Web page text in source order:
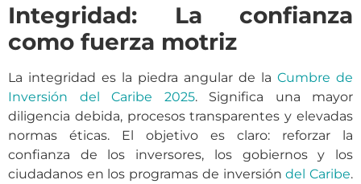
Integridad: La confianza
como fuerza motriz
La integridad es la piedra angular de la Cumbre de
Inversión del Caribe 2025. Significa una mayor
diligencia debida, procesos transparentes y elevadas
normas éticas. El objetivo es claro: reforzar la
confianza de los inversores, los gobiernos y los
ciudadanos en los programas de inversióndel Caribe.